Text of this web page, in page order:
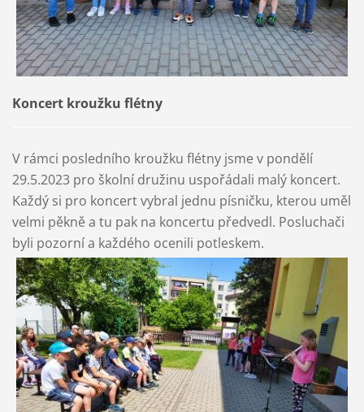
Koncert kroužku flétny
V rámci posledního kroužku flétny jsme v pondělí
29.5.2023 pro školní družinu uspořádali malý koncert.
Každý si pro koncert vybral jednu písničku, kterou uměl
velmi pěkně a tu pak na koncertu předvedl. Posluchači
byli pozorní a každého ocenili potleskem.